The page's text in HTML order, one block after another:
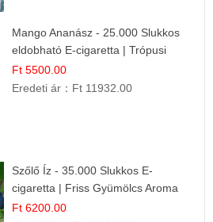
Mango Ananász - 25.000 Slukkos
eldobható E-cigaretta | Trópusi
Ízélmény
Ft 5500.00
Eredeti ár： Ft 11932.00
Szőlő Íz - 35.000 Slukkos E-
cigaretta | Friss Gyümölcs Aroma
Ft 6200.00